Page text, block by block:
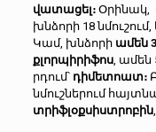
վատացել։Օրինակ,
խնձորի 18
Կամ, խնձորի ամեն
քլորպիրիֆոս, ամեն
րդում՝ դիմետոատ։
նմուշներում
տրիֆլօքսիստրոբին,